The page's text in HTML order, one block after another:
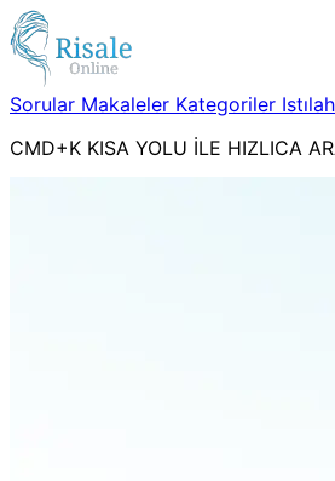
Sorular Makaleler Kategoriler
CMD+K KISA YOLU İLE HIZLICA